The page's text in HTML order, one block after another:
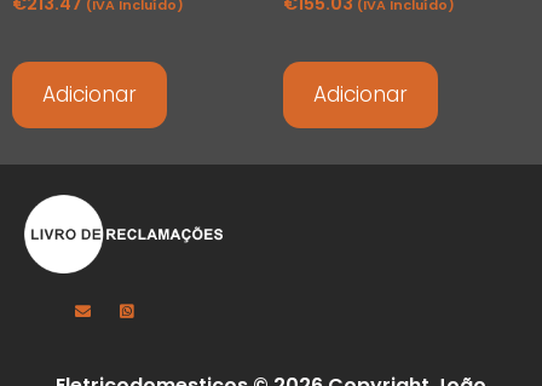
(IVA Incluído)
Adicionar
(IVA Incluído)
Adicionar